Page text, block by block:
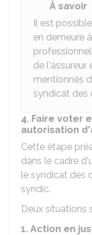
À savoir
Il est
en demeure
de l'assureur
mentionnés
syndicat des
4. Faire voter
autorisation
Cette étape
dans le cadre
le syndicat des
syndic.
Deux situations
1. Action en